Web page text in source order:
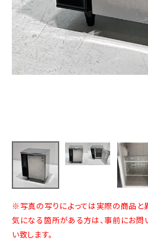
※写真の写りによっては実際の商品と
気になる箇所がある方は、事前にお問
い致します。